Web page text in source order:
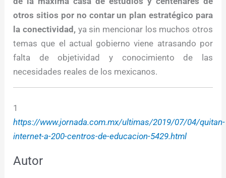
otros sitios por no contar un plan estratégico para
la conectividad,ya sin mencionar los muchos otros
temas que el actual gobierno viene atrasando por
falta de objetividad y conocimiento de las
necesidades reales de los mexicanos.
1
https://www.jornada.com.mx/ultimas/2019/07/04/quitan-
internet-a-200-centros-de-educacion-5429.html
Autor